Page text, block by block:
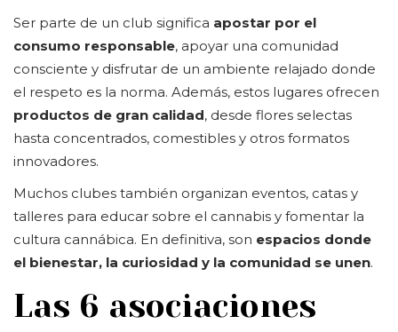
Ser parte de un club significa apostar por el
consumo responsable, apoyar una comunidad
consciente y disfrutar de un ambiente relajado donde
el respeto es la norma. Además, estos lugares ofrecen
productos de gran calidad, desde flores selectas
hasta concentrados, comestibles y otros formatos
innovadores.
Muchos clubes también organizan eventos, catas y
talleres para educar sobre el cannabis y fomentar la
cultura cannábica. En definitiva, son espacios donde
el bienestar, la curiosidad y la comunidad se unen.
Las 6 asociaciones